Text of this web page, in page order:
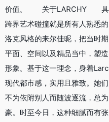
价值。 关于LARCHY 具备
跨界艺术碰撞就是所有人熟悉
洛克风格的来尔佳昵，把当时
平面、空间以及精品当中，塑
形象。基于这一理念，身着
现代都市感，实用且雅致。她
不为依附别人而随波逐流，总
豪。时至今日，这种细腻而有